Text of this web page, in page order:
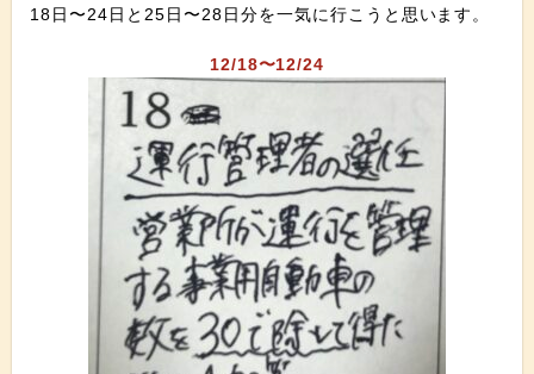
18日〜24日と25日〜28日分を一気に行こうと思います。
12/18〜12/24